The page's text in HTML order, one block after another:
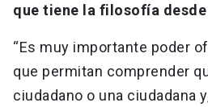
que tiene la filosofía
“Es muy importante poder
que permitan comprender
ciudadano o una ciudadana